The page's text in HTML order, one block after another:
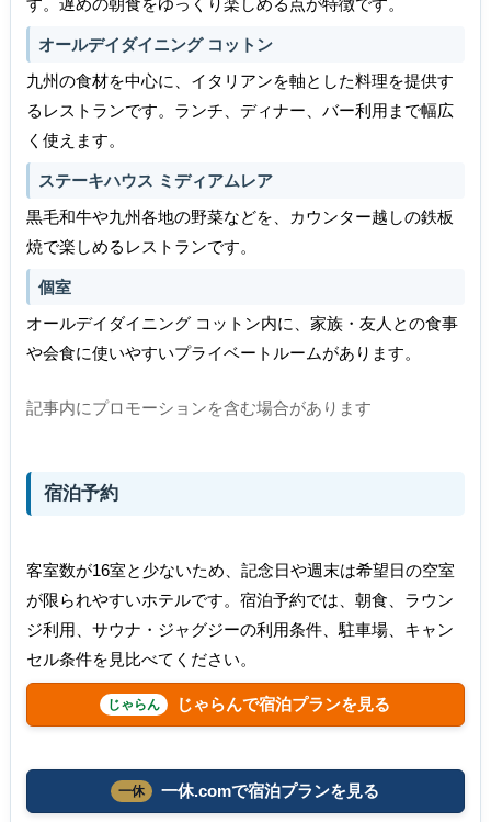
す。遅めの朝食をゆっくり楽しめる点が特徴です。
オールデイダイニング コットン
九州の食材を中心に、イタリアンを軸とした料理を提供す
るレストランです。ランチ、ディナー、バー利用まで幅広
く使えます。
ステーキハウス ミディアムレア
黒毛和牛や九州各地の野菜などを、カウンター越しの鉄板
焼で楽しめるレストランです。
個室
オールデイダイニング コットン内に、家族・友人との食事
や会食に使いやすいプライベートルームがあります。
記事内にプロモーションを含む場合があります
宿泊予約
客室数が16室と少ないため、記念日や週末は希望日の空室
が限られやすいホテルです。宿泊予約では、朝食、ラウン
ジ利用、サウナ・ジャグジーの利用条件、駐車場、キャン
セル条件を見比べてください。
じゃらんで宿泊プランを見る
一休.comで宿泊プランを見る